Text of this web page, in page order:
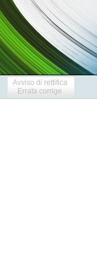
Avviso di rettifica
Errata corrige